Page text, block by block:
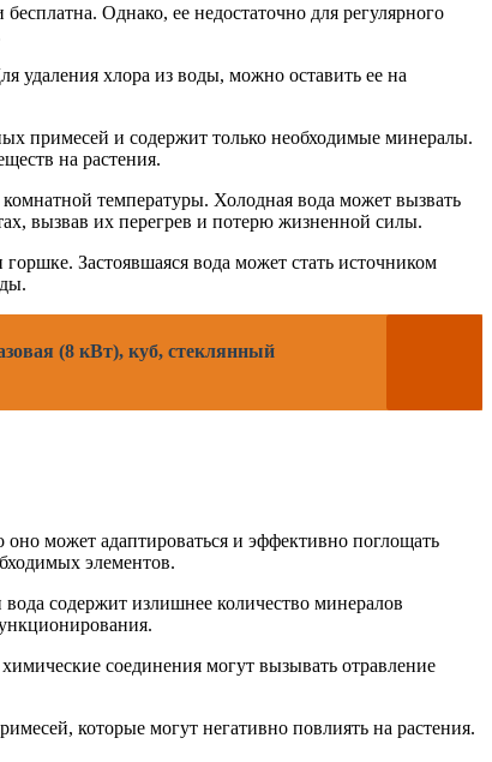
Однако, ее недостаточно для регулярного
удаления хлора из воды, можно оставить ее на
примесей и содержит только необходимые минералы.
на растения.
температуры. Холодная вода может вызвать
вызвав их перегрев и потерю жизненной силы.
Застоявшаяся вода может стать источником
(8 кВт), куб, стеклянный
может адаптироваться и эффективно поглощать
элементов.
содержит излишнее количество минералов
соединения могут вызывать отравление
которые могут негативно повлиять на растения.